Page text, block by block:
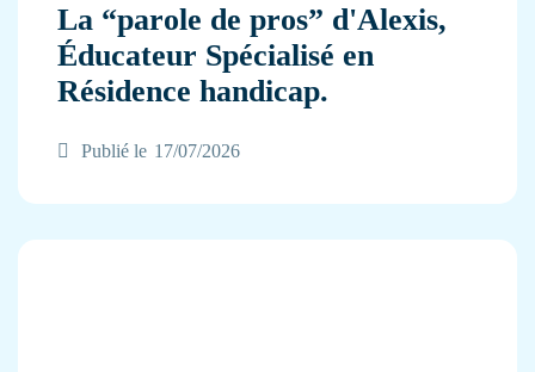
La “parole de pros” d'Alexis,
Éducateur Spécialisé en
Résidence handicap.
Publié le 17/07/2026